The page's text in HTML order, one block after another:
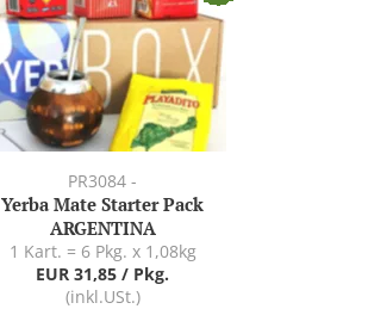
PR3084 -
Yerba Mate Starter Pack
ARGENTINA
1 Kart. = 6 Pkg. x 1,08kg
EUR 31,85 / Pkg.
(inkl.USt.)